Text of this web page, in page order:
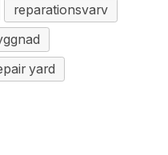
reparationsvarv
yard